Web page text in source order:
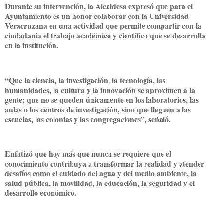
Durante su intervención, la Alcaldesa expresó que para el
Ayuntamiento es un honor colaborar con la Universidad
Veracruzana en una actividad que permite compartir con la
ciudadanía el trabajo académico y científico que se desarrolla
en la institución.
“Que la ciencia, la investigación, la tecnología, las
humanidades, la cultura y la innovación se aproximen a la
gente; que no se queden únicamente en los laboratorios, las
aulas o los centros de investigación, sino que lleguen a las
escuelas, las colonias y las congregaciones”, señaló.
Enfatizó que hoy más que nunca se requiere que el
conocimiento contribuya a transformar la realidad y atender
desafíos como el cuidado del agua y del medio ambiente, la
salud pública, la movilidad, la educación, la seguridad y el
desarrollo económico.